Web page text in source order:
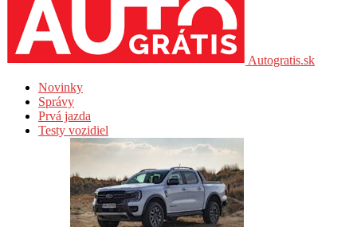
Autogratis.sk
Novinky
Správy
Prvá jazda
Testy vozidiel